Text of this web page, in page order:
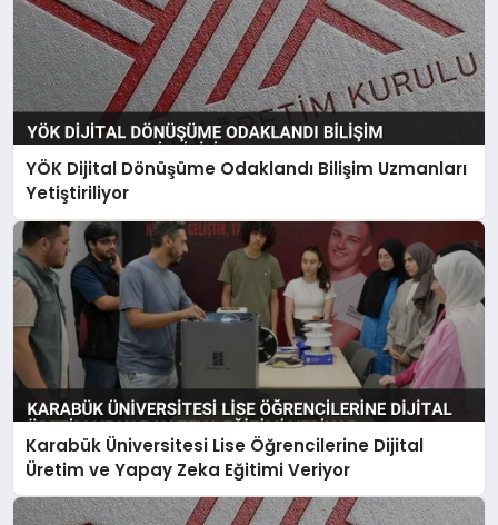
YÖK Dijital Dönüşüme Odaklandı Bilişim Uzmanları
Yetiştiriliyor
Karabük Üniversitesi Lise Öğrencilerine Dijital
Üretim ve Yapay Zeka Eğitimi Veriyor